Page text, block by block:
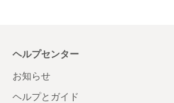
ヘルプセンター
お知らせ
ヘルプとガイド